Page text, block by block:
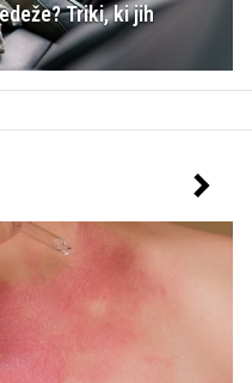
Triki, ki jih